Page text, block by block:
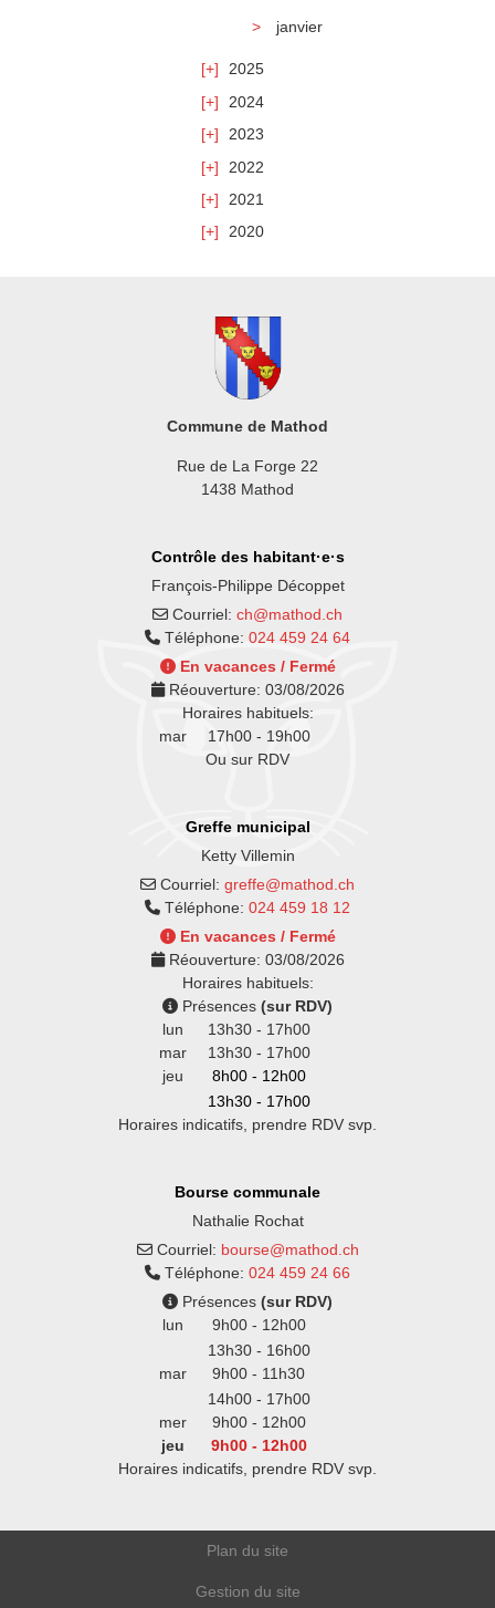
janvier
2025
2024
2023
2022
2021
2020
Commune de Mathod
Rue de La Forge 22
1438 Mathod
Contrôle des habitant·e·s
François-Philippe Décoppet
Courriel: ch@mathod.ch
Téléphone:024 459 24 64
En vacances / Fermé
Réouverture: 03/08/2026
Horaires habituels:
mar
17h00 - 19h00
Ou sur RDV
Greffe municipal
Ketty Villemin
Courriel: greffe@mathod.ch
Téléphone:024 459 18 12
En vacances / Fermé
Réouverture: 03/08/2026
Horaires habituels:
Présences (sur RDV)
lun
13h30 - 17h00
mar
13h30 - 17h00
jeu
8h00 - 12h00
13h30 - 17h00
Horaires indicatifs, prendre RDV svp.
Bourse communale
Nathalie Rochat
Courriel: bourse@mathod.ch
Téléphone:024 459 24 66
Présences (sur RDV)
lun
9h00 - 12h00
13h30 - 16h00
mar
9h00 - 11h30
14h00 - 17h00
mer
9h00 - 12h00
jeu
9h00 - 12h00
Horaires indicatifs, prendre RDV svp.
Plan du site
Gestion du site